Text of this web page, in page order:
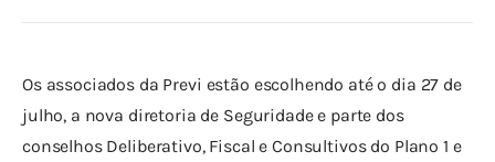
Os associados da Previ estão escolhendo até o dia 27 de
julho, a nova diretoria de Seguridade e parte dos
conselhos Deliberativo, Fiscal e Consultivos do Plano 1 e